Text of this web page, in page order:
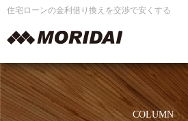
住宅ローンの金利借り換えを交渉で安くする
COLUMN